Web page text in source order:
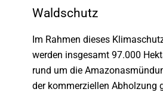
Waldschutz
Im Rahmen dieses
werden insgesamt 97.000
rund um die
der kommerziellen Abholzung